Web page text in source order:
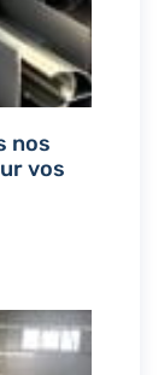
nos
vos